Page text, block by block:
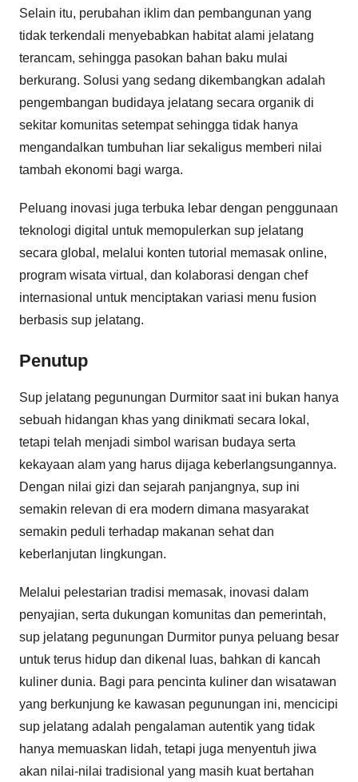
Selain itu, perubahan iklim dan pembangunan yang
tidak terkendali menyebabkan habitat alami jelatang
terancam, sehingga pasokan bahan baku mulai
berkurang. Solusi yang sedang dikembangkan adalah
pengembangan budidaya jelatang secara organik di
sekitar komunitas setempat sehingga tidak hanya
mengandalkan tumbuhan liar sekaligus memberi nilai
tambah ekonomi bagi warga.
Peluang inovasi juga terbuka lebar dengan penggunaan
teknologi digital untuk memopulerkan sup jelatang
secara global, melalui konten tutorial memasak online,
program wisata virtual, dan kolaborasi dengan chef
internasional untuk menciptakan variasi menu fusion
berbasis sup jelatang.
Penutup
Sup jelatang pegunungan Durmitor saat ini bukan hanya
sebuah hidangan khas yang dinikmati secara lokal,
tetapi telah menjadi simbol warisan budaya serta
kekayaan alam yang harus dijaga keberlangsungannya.
Dengan nilai gizi dan sejarah panjangnya, sup ini
semakin relevan di era modern dimana masyarakat
semakin peduli terhadap makanan sehat dan
keberlanjutan lingkungan.
Melalui pelestarian tradisi memasak, inovasi dalam
penyajian, serta dukungan komunitas dan pemerintah,
sup jelatang pegunungan Durmitor punya peluang besar
untuk terus hidup dan dikenal luas, bahkan di kancah
kuliner dunia. Bagi para pencinta kuliner dan wisatawan
yang berkunjung ke kawasan pegunungan ini, mencicipi
sup jelatang adalah pengalaman autentik yang tidak
hanya memuaskan lidah, tetapi juga menyentuh jiwa
akan nilai-nilai tradisional yang masih kuat bertahan